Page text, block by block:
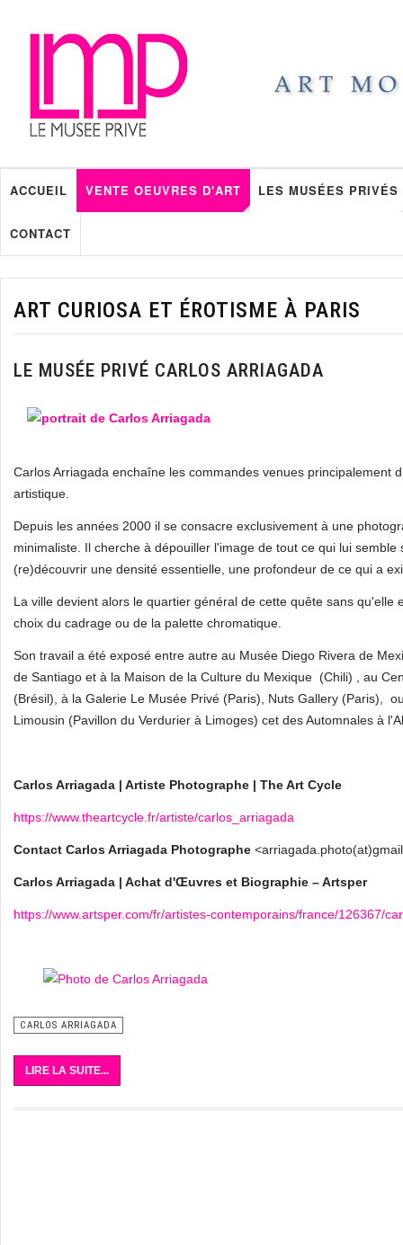
ACCUEIL VENTE OEUVRES D'ART LES MUSÉES PRIVÉS
CONTACT
ART CURIOSA ET ÉROTISME À PARIS
LE MUSÉE PRIVÉ CARLOS ARRIAGADA
Carlos Arriagada enchaîne les commandes venues principalement
artistique.
Depuis les années 2000 il se consacre exclusivement à une
minimaliste. Il cherche à dépouiller l'image de tout ce qui lui
(re)découvrir une densité essentielle, une profondeur de ce qui a
La ville devient alors le quartier général de cette quête sans
choix du cadrage ou de la palette chromatique.
Son travail a été exposé entre autre au Musée Diego Rivera de
de Santiago et à la Maison de la Culture du Mexique (Chili) , au
(Brésil), à la Galerie Le Musée Privé (Paris), Nuts Gallery (Paris),
Limousin (Pavillon du Verdurier à Limoges) cet des Automnales à
Carlos Arriagada | Artiste Photographe | The Art Cycle
https://www.theartcycle.fr/artiste/carlos_arriagada
Contact Carlos Arriagada Photographe
Carlos Arriagada | Achat d'Œuvres et Biographie – Artsper
https://www.artsper.com/fr/artistes-contemporains/france/126367/
CARLOS ARRIAGADA
LIRE LA SUITE...